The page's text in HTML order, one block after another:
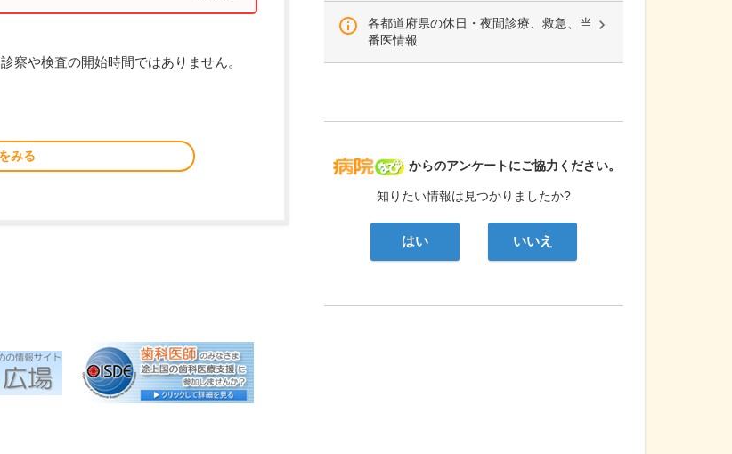
察や検査の開始時間ではありません。
みる
各都道府県の休日・夜間診療、救急、当
番医情報
病院なび
からのアンケートにご協力ください。
知りたい情報は見つかりましたか?
はい いいえ